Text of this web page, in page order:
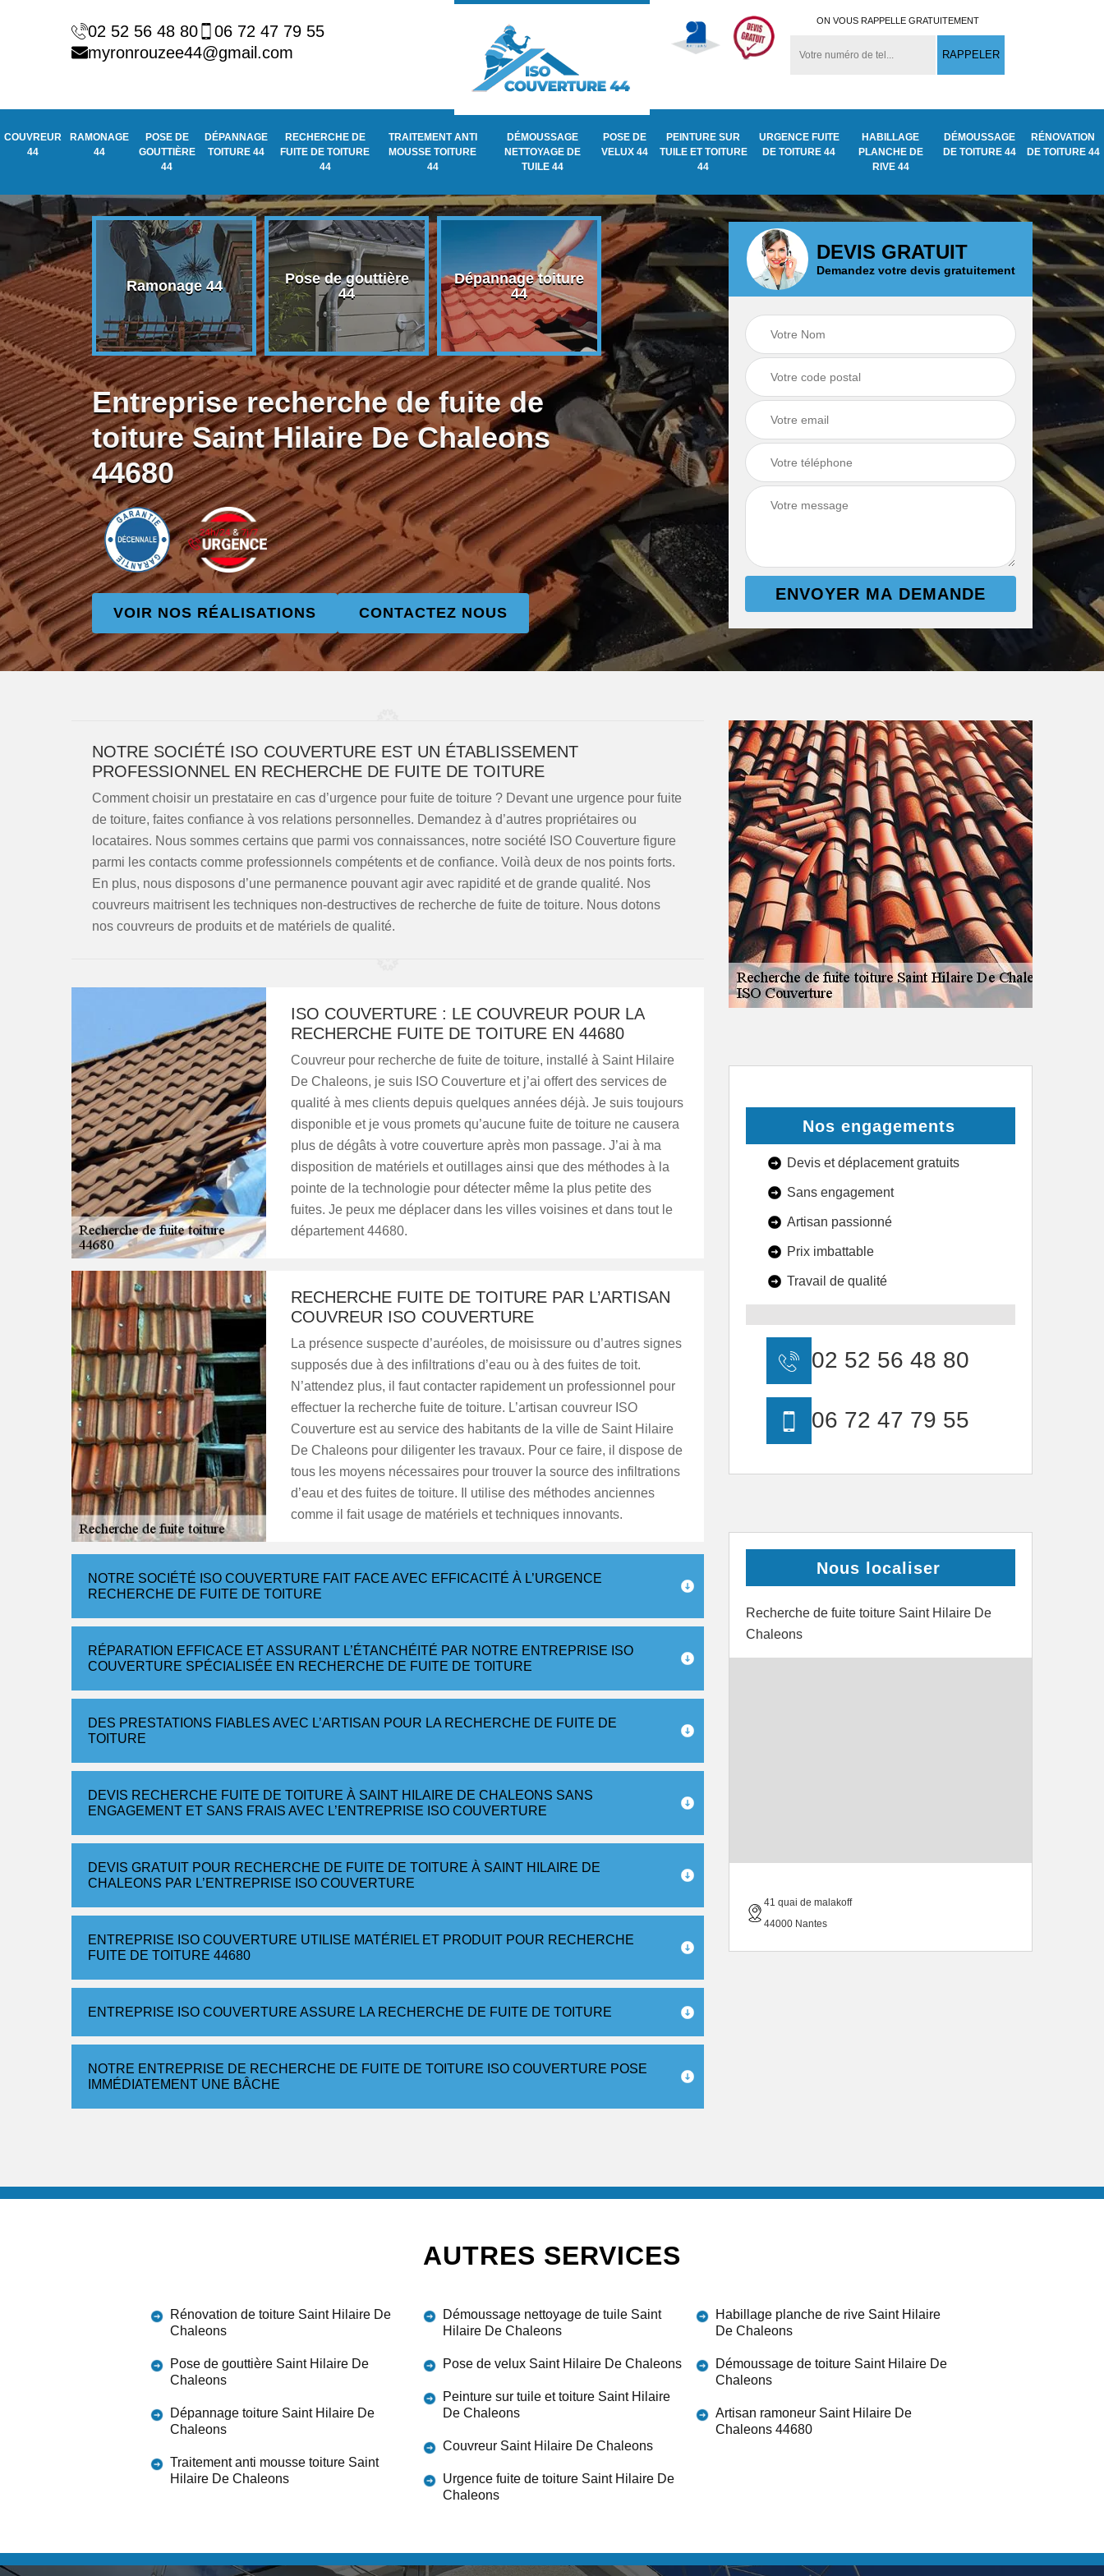
02 52 56 48 80
06 72 47 79 55
myronrouzee44@gmail.com
ON VOUS RAPPELLE GRATUITEMENT
COUVREUR
44
RAMONAGE
44
POSE DE
GOUTTIÈRE
44
DÉPANNAGE
TOITURE 44
RECHERCHE DE
FUITE DE TOITURE
44
TRAITEMENT ANTI
MOUSSE TOITURE
44
DÉMOUSSAGE
NETTOYAGE DE
TUILE 44
POSE DE
VELUX 44
PEINTURE SUR
TUILE ET TOITURE
44
URGENCE FUITE
DE TOITURE 44
HABILLAGE
PLANCHE DE
RIVE 44
DÉMOUSSAGE
DE TOITURE 44
RÉNOVATION
DE TOITURE 44
44 Ramonage 44
Pose de gouttière
44
Dépannage toiture
44
Recherche de fuite
de toiture 44
Traitement anti
mousse toiture 44
Démoussage
nettoyage de tuile
44
Entreprise recherche de fuite de
toiture Saint Hilaire De Chaleons
44680
VOIR NOS RÉALISATIONS CONTACTEZ NOUS
DEVIS GRATUIT
Demandez votre devis gratuitement
NOTRE SOCIÉTÉ ISO COUVERTURE EST UN ÉTABLISSEMENT
PROFESSIONNEL EN RECHERCHE DE FUITE DE TOITURE
Comment choisir un prestataire en cas d’urgence pour fuite de toiture ? Devant une urgence pour fuite
de toiture, faites confiance à vos relations personnelles. Demandez à d’autres propriétaires ou
locataires. Nous sommes certains que parmi vos connaissances, notre société ISO Couverture figure
parmi les contacts comme professionnels compétents et de confiance. Voilà deux de nos points forts.
En plus, nous disposons d’une permanence pouvant agir avec rapidité et de grande qualité. Nos
couvreurs maitrisent les techniques non-destructives de recherche de fuite de toiture. Nous dotons
nos couvreurs de produits et de matériels de qualité.
ISO COUVERTURE : LE COUVREUR POUR LA
RECHERCHE FUITE DE TOITURE EN 44680
Couvreur pour recherche de fuite de toiture, installé à Saint Hilaire
De Chaleons, je suis ISO Couverture et j’ai offert des services de
qualité à mes clients depuis quelques années déjà. Je suis toujours
disponible et je vous promets qu’aucune fuite de toiture ne causera
plus de dégâts à votre couverture après mon passage. J’ai à ma
disposition de matériels et outillages ainsi que des méthodes à la
pointe de la technologie pour détecter même la plus petite des
fuites. Je peux me déplacer dans les villes voisines et dans tout le
département 44680.
RECHERCHE FUITE DE TOITURE PAR L’ARTISAN
COUVREUR ISO COUVERTURE
La présence suspecte d’auréoles, de moisissure ou d’autres signes
supposés due à des infiltrations d’eau ou à des fuites de toit.
N’attendez plus, il faut contacter rapidement un professionnel pour
effectuer la recherche fuite de toiture. L’artisan couvreur ISO
Couverture est au service des habitants de la ville de Saint Hilaire
De Chaleons pour diligenter les travaux. Pour ce faire, il dispose de
tous les moyens nécessaires pour trouver la source des infiltrations
d’eau et des fuites de toiture. Il utilise des méthodes anciennes
comme il fait usage de matériels et techniques innovants.
NOTRE SOCIÉTÉ ISO COUVERTURE FAIT FACE AVEC EFFICACITÉ À L’URGENCE
RECHERCHE DE FUITE DE TOITURE
RÉPARATION EFFICACE ET ASSURANT L’ÉTANCHÉITÉ PAR NOTRE ENTREPRISE ISO
COUVERTURE SPÉCIALISÉE EN RECHERCHE DE FUITE DE TOITURE
DES PRESTATIONS FIABLES AVEC L’ARTISAN POUR LA RECHERCHE DE FUITE DE
TOITURE
DEVIS RECHERCHE FUITE DE TOITURE À SAINT HILAIRE DE CHALEONS SANS
ENGAGEMENT ET SANS FRAIS AVEC L’ENTREPRISE ISO COUVERTURE
DEVIS GRATUIT POUR RECHERCHE DE FUITE DE TOITURE À SAINT HILAIRE DE
CHALEONS PAR L’ENTREPRISE ISO COUVERTURE
ENTREPRISE ISO COUVERTURE UTILISE MATÉRIEL ET PRODUIT POUR RECHERCHE
FUITE DE TOITURE 44680
ENTREPRISE ISO COUVERTURE ASSURE LA RECHERCHE DE FUITE DE TOITURE
NOTRE ENTREPRISE DE RECHERCHE DE FUITE DE TOITURE ISO COUVERTURE POSE
IMMÉDIATEMENT UNE BÂCHE
Nos engagements
Devis et déplacement gratuits
Sans engagement
Artisan passionné
Prix imbattable
Travail de qualité
02 52 56 48 80
06 72 47 79 55
Nous localiser
Recherche de fuite toiture Saint Hilaire De
Chaleons
41 quai de malakoff
44000 Nantes
AUTRES SERVICES
Rénovation de toiture Saint Hilaire De
Chaleons
Pose de gouttière Saint Hilaire De
Chaleons
Dépannage toiture Saint Hilaire De
Chaleons
Traitement anti mousse toiture Saint
Hilaire De Chaleons
Démoussage nettoyage de tuile Saint
Hilaire De Chaleons
Pose de velux Saint Hilaire De Chaleons
Peinture sur tuile et toiture Saint Hilaire
De Chaleons
Couvreur Saint Hilaire De Chaleons
Urgence fuite de toiture Saint Hilaire De
Chaleons
Habillage planche de rive Saint Hilaire
De Chaleons
Démoussage de toiture Saint Hilaire De
Chaleons
Artisan ramoneur Saint Hilaire De
Chaleons 44680